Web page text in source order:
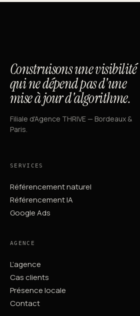
Construisons une visibilité
qui ne dépend pas d'une
mise à jour d'algorithme.
Filiale d'Agence THRIVE — Bordeaux &
Paris.
SERVICES
Référencement naturel
Référencement IA
Google Ads
AGENCE
L’agence
Cas clients
Présence locale
Contact